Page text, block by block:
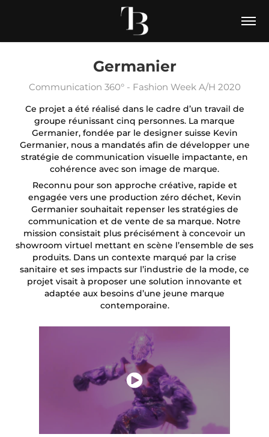
Germanier
Communication 360° - Fashion Week A/H 2020
Ce projet a été réalisé dans le cadre d’un travail de
groupe réunissant cinq personnes. La marque
Germanier, fondée par le designer suisse Kevin
Germanier, nous a mandatés afin de développer une
stratégie de communication visuelle impactante, en
cohérence avec son image de marque.
Reconnu pour son approche créative, rapide et
engagée vers une production zéro déchet, Kevin
Germanier souhaitait repenser les stratégies de
communication et de vente de sa marque. Notre
mission consistait plus précisément à concevoir un
showroom virtuel mettant en scène l’ensemble de ses
produits. Dans un contexte marqué par la crise
sanitaire et ses impacts sur l’industrie de la mode, ce
projet visait à proposer une solution innovante et
adaptée aux besoins d’une jeune marque
contemporaine.